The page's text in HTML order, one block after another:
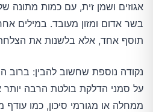
אגוזים ושמן זית, עם כמות מתונה
בשר אדום ומזון מעובד. במילים
תוסף אחד, אלא בלשנות את
נקודה נוספת שחשוב להבין: ברוב
על סמני הדלקת בולטת הרבה
ממחלה או מגורמי סיכון, כמו